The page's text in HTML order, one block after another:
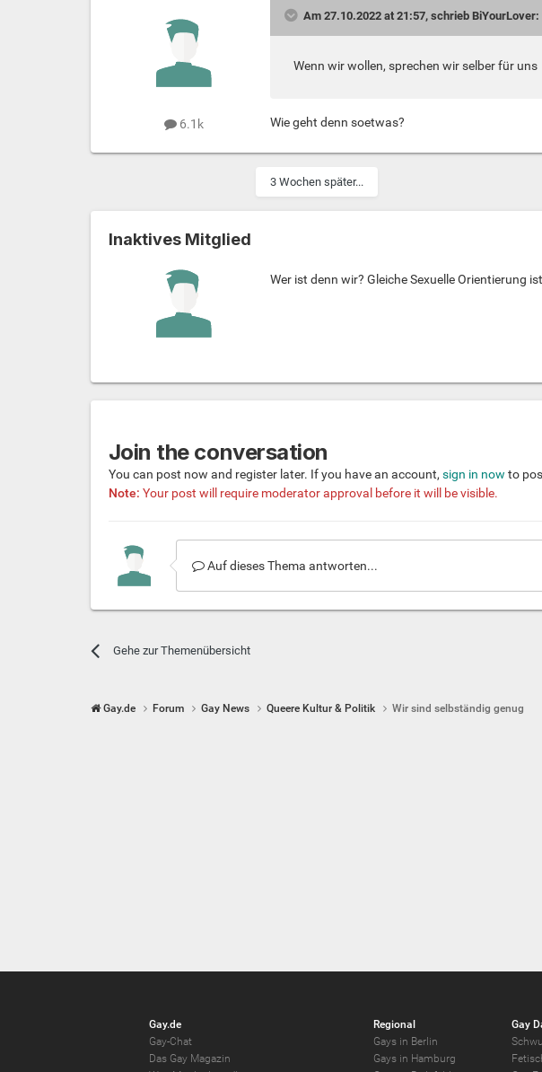
6.1k
Am 27.10.2022 at 21:57, schrieb BiYourLover:
Wenn wir wollen, sprechen wir selber für uns
Wie geht denn soetwas?
3 Wochen später...
Inaktives Mitglied
Wer ist denn wir? Gleiche Sexuelle Orientierung
Join the conversation
You can post now and register later. If you have an account, sign in now to
Note: Your post will require moderator approval before it will be visible.
Auf dieses Thema antworten...
Gehe zur Themenübersicht
Gay.de Forum Gay News Queere Kultur & Politik Wir sind selbständig genug
Gay.de
Gay-Chat
Das Gay Magazin
Regional
Gays in Berlin
Gays in Hamburg
Gay